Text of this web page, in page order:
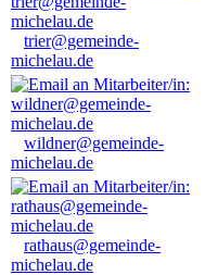
trier@gemeinde-
michelau.de
wildner@gemeinde-
michelau.de
rathaus@gemeinde-
michelau.de